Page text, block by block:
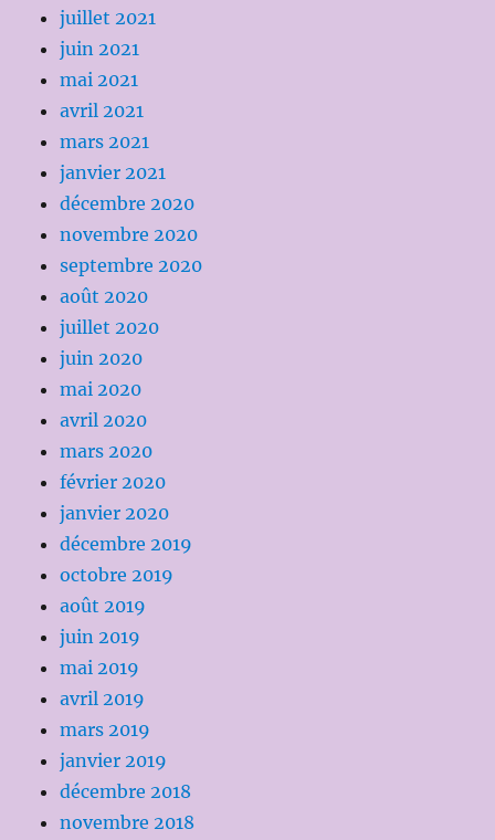
juillet 2021
juin 2021
mai 2021
avril 2021
mars 2021
janvier 2021
décembre 2020
novembre 2020
septembre 2020
août 2020
juillet 2020
juin 2020
mai 2020
avril 2020
mars 2020
février 2020
janvier 2020
décembre 2019
octobre 2019
août 2019
juin 2019
mai 2019
avril 2019
mars 2019
janvier 2019
décembre 2018
novembre 2018